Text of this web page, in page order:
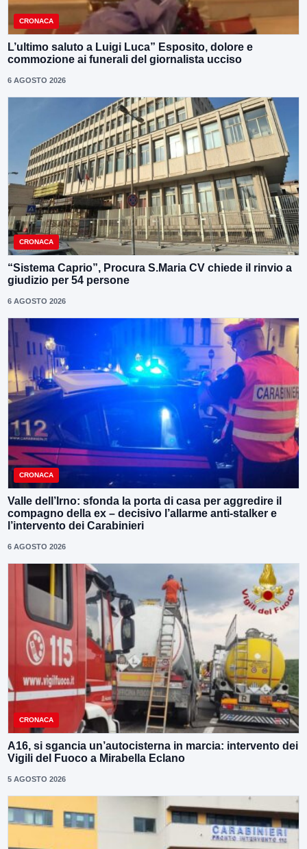
CRONACA
L’ultimo saluto a Luigi Luca” Esposito, dolore e
commozione ai funerali del giornalista ucciso
6 AGOSTO 2026
CRONACA
“Sistema Caprio”, Procura S.Maria CV chiede il rinvio a
giudizio per 54 persone
6 AGOSTO 2026
CRONACA
Valle dell’Irno: sfonda la porta di casa per aggredire il
compagno della ex – decisivo l’allarme anti-stalker e
l’intervento dei Carabinieri
6 AGOSTO 2026
CRONACA
A16, si sgancia un’autocisterna in marcia: intervento dei
Vigili del Fuoco a Mirabella Eclano
5 AGOSTO 2026